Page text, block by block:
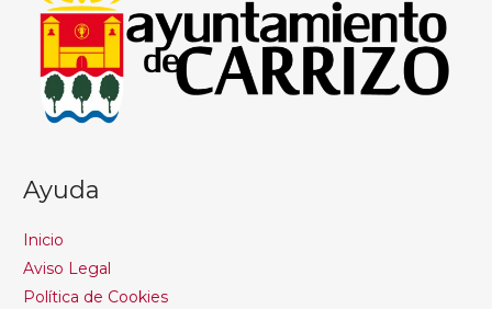
Ayuda
Inicio
Aviso Legal
Política de Cookies